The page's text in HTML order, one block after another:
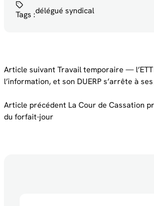
Tags :délégué syndical
Article suivant Travail temporaire — l’ETT
l’information, et son DUERP s’arrête à
Article précédent La Cour de Cassation
du forfait-jour